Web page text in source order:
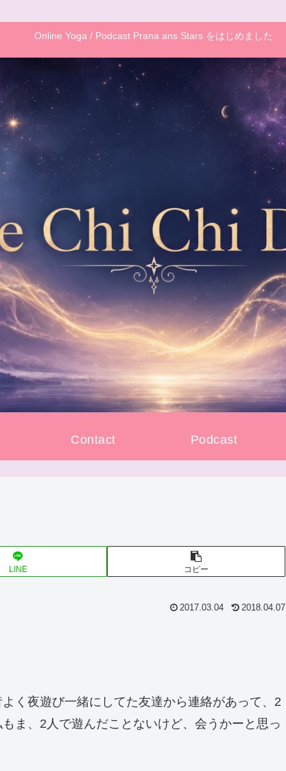
Online Yoga / Podcast Prana ans Stars をはじめました
Contact Podcast
LINE コピー
2017.03.04 2018.04.07
く夜遊び一緒にしてた友達から連絡があって、2
ま、2人で遊んだことないけど、会うかーと思っ